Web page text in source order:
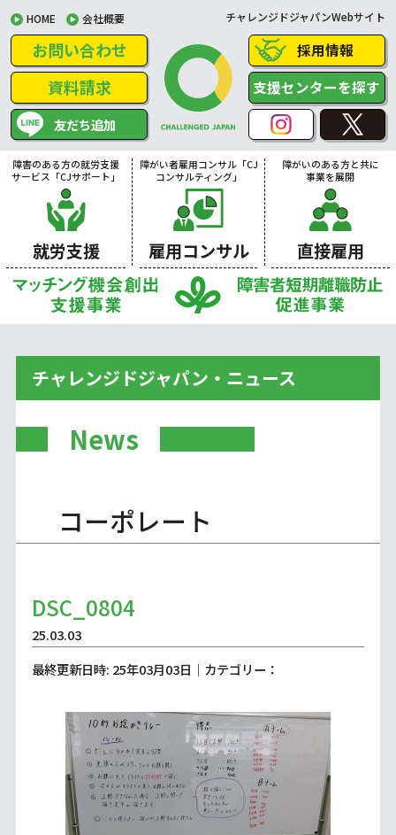
HOME 会社概要 チャレンジドジャパンWebサイト
お問い合わせ
資料請求
友だち追加
採用情報
支援センターを探す
障害のある方の就労支援
サービス「CJサポート」
就労支援
障がい者雇用コンサル「CJ
コンサルティング」
雇用コンサル
障がいのある方と共に
事業を展開
直接雇用
チャレンジドジャパン・ニュース
News
コーポレート
DSC_0804
25.03.03
最終更新日時: 25年03月03日｜カテゴリー：